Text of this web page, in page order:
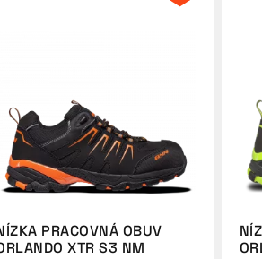
PRACOVNÁ OBUV
XTR S3 NM